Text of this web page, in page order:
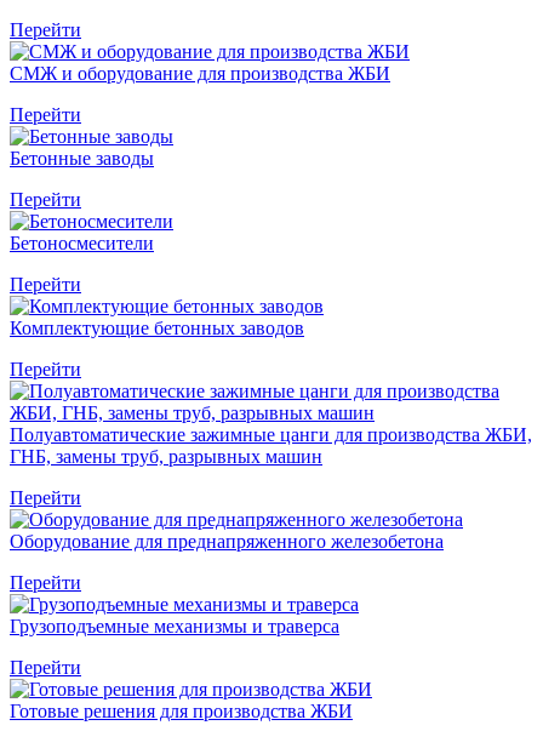
Перейти
СМЖ и оборудование для производства ЖБИ
Перейти
Бетонные заводы
Перейти
Бетоносмесители
Перейти
Комплектующие бетонных заводов
Перейти
Полуавтоматические зажимные цанги для производства ЖБИ,
ГНБ, замены труб, разрывных машин
Перейти
Оборудование для преднапряженного железобетона
Перейти
Грузоподъемные механизмы и траверса
Перейти
Готовые решения для производства ЖБИ